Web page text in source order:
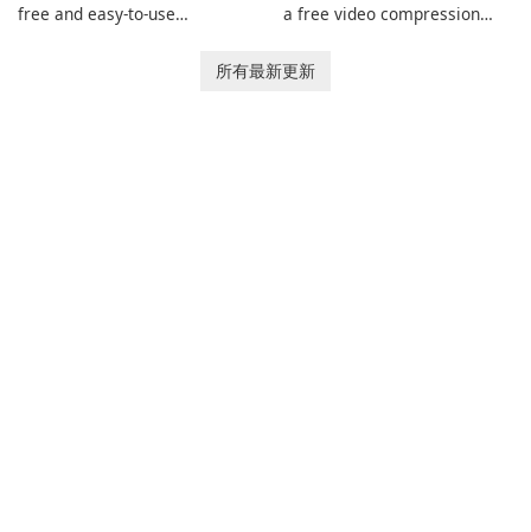
free and easy-to-use
a free video compression
users to compress media
所有最新更新